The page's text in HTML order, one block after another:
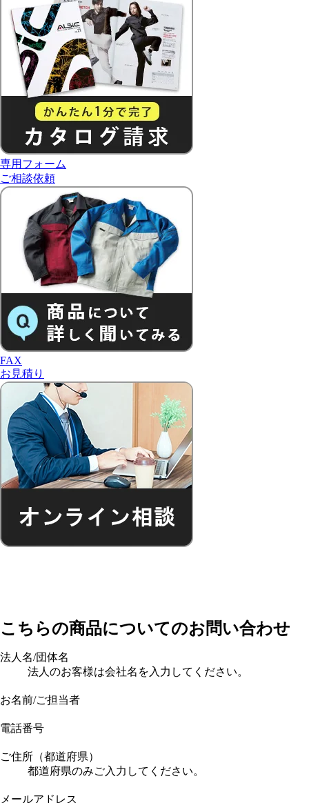
専用フォーム
ご相談依頼
FAX
お見積り
こちらの商品についてのお問い合わせ
法人名/団体名
法人のお客様は会社名を入力してください。
お名前/ご担当者
電話番号
ご住所（都道府県）
都道府県のみご入力してください。
メールアドレス